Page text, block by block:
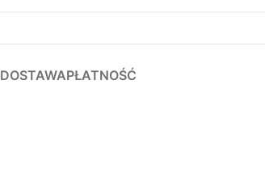
DOSTAWAPŁATNOŚĆ